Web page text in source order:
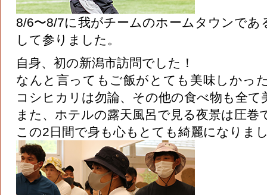
8/6〜8/7に我がチームのホームタウンであ
して参りました。
自身、初の新潟市訪問でした！
なんと言ってもご飯がとても美味しか
コシヒカリは勿論、その他の食べ物も全て
また、ホテルの露天風呂で見る夜景は圧巻
この2日間で身も心もとても綺麗になりま